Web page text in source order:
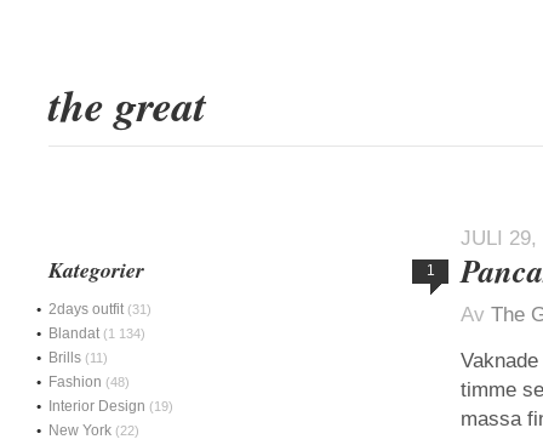
the great
JULI 29,
1
Av The
timme
massa
Kategorier
2days outfit (31)
Blandat (1 134)
Brills (11)
Fashion (48)
Interior Design (19)
New York (22)